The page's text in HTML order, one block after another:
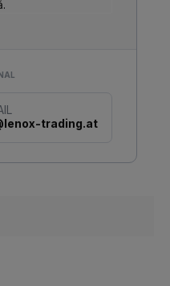
trading.at